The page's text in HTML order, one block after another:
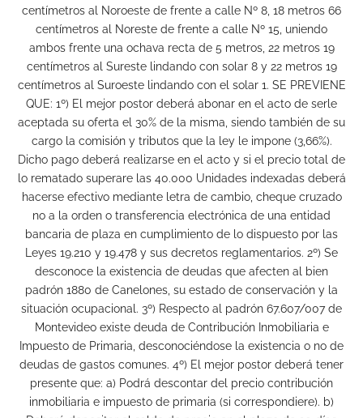
centímetros al Noroeste de frente a calle Nº 8, 18 metros 66
centímetros al Noreste de frente a calle Nº 15, uniendo
ambos frente una ochava recta de 5 metros, 22 metros 19
centímetros al Sureste lindando con solar 8 y 22 metros 19
centímetros al Suroeste lindando con el solar 1. SE PREVIENE
QUE: 1º) El mejor postor deberá abonar en el acto de serle
aceptada su oferta el 30% de la misma, siendo también de su
cargo la comisión y tributos que la ley le impone (3,66%).
Dicho pago deberá realizarse en el acto y si el precio total de
lo rematado superare las 40.000 Unidades indexadas deberá
hacerse efectivo mediante letra de cambio, cheque cruzado
no a la orden o transferencia electrónica de una entidad
bancaria de plaza en cumplimiento de lo dispuesto por las
Leyes 19.210 y 19.478 y sus decretos reglamentarios. 2º) Se
desconoce la existencia de deudas que afecten al bien
padrón 1880 de Canelones, su estado de conservación y la
situación ocupacional. 3º) Respecto al padrón 67.607/007 de
Montevideo existe deuda de Contribución Inmobiliaria e
Impuesto de Primaria, desconociéndose la existencia o no de
deudas de gastos comunes. 4º) El mejor postor deberá tener
presente que: a) Podrá descontar del precio contribución
inmobiliaria e impuesto de primaria (si correspondiere). b)